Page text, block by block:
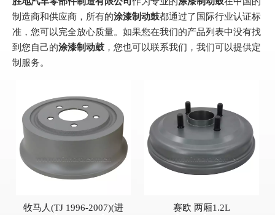
制造商和供应商，所有的涂漆制动鼓都通过了国际行业认证标
准，您可以完全放心质量。如果您在我们的产品列表中没有找
到您自己的涂漆制动鼓 ，您也可以联系我们，我们可以提供定
制服务。
牧马人(TJ 1996-2007)(进
赛欧 两厢1.2L